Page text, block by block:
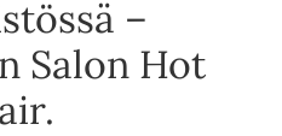
–
Salon Hot